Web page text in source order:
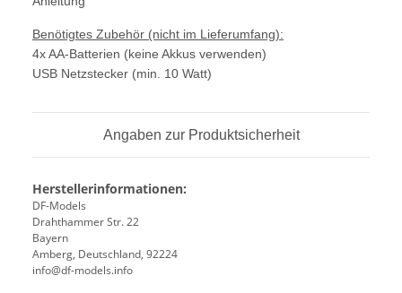
Benötigtes Zubehör (nicht im Lieferumfang):
4x AA-Batterien (keine Akkus verwenden)
USB Netzstecker (min. 10 Watt)
Angaben zur Produktsicherheit
Herstellerinformationen:
DF-Models
Drahthammer Str. 22
Bayern
Amberg, Deutschland, 92224
info@df-models.info